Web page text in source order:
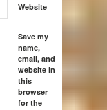
Website
Save my
name,
email, and
website in
this
browser
for the